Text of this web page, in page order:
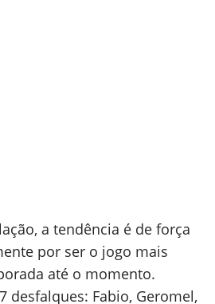
a tendência é de força
por ser o jogo mais
até o momento.
desfalques: Fabio, Geromel,